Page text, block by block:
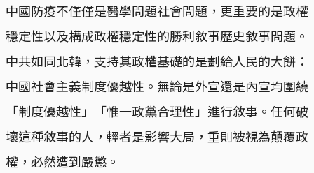
中國防疫不僅僅是醫學問題社會問題，更重要的是政權
穩定性以及構成政權穩定性的勝利敘事歷史敘事問題。
中共如同北韓，支持其政權基礎的是劃給人民的大餅：
中國社會主義制度優越性。無論是外宣還是內宣均圍繞
「制度優越性」「惟一政黨合理性」進行敘事。任何破
壞這種敘事的人，輕者是影響大局，重則被視為顛覆政
權，必然遭到嚴懲。